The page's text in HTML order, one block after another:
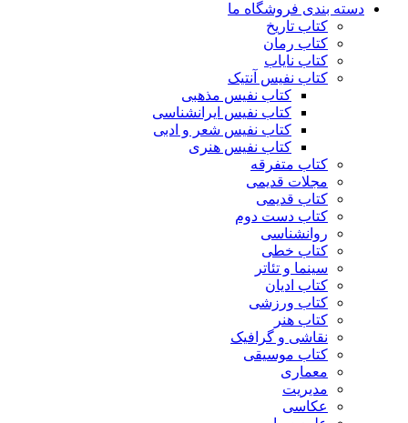
دسته بندی فروشگاه ما
کتاب تاریخ
کتاب رمان
کتاب نایاب
کتاب نفیس آنتیک
کتاب نفیس مذهبی
کتاب نفیس ایرانشناسی
کتاب نفیس شعر و ادبی
کتاب نفیس هنری
کتاب متفرقه
مجلات قدیمی
کتاب قدیمی
کتاب دست دوم
روانشناسی
کتاب خطی
سینما و تئاتر
کتاب ادیان
کتاب ورزشی
کتاب هنر
نقاشی و گرافیک
کتاب موسیقی
معماری
مدیریت
عکاسی